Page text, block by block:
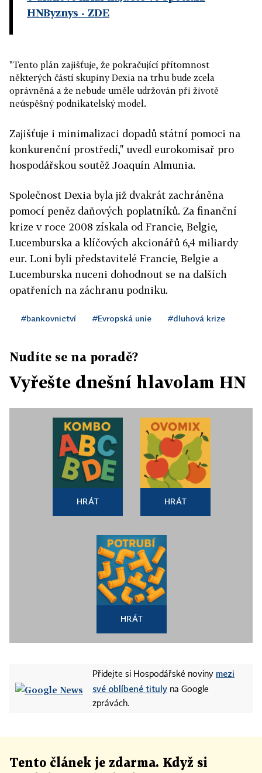
HNByznys - ZDE
"Tento plán zajišťuje, že pokračující přítomnost
některých částí skupiny Dexia na trhu bude zcela
oprávněná a že nebude uměle udržován při životě
neúspěšný podnikatelský model.
Zajišťuje i minimalizaci dopadů státní pomoci na
konkurenční prostředí," uvedl eurokomisař pro
hospodářskou soutěž Joaquín Almunia.
Společnost Dexia byla již dvakrát zachráněna
pomocí peněz daňových poplatníků. Za finanční
krize v roce 2008 získala od Francie, Belgie,
Lucemburska a klíčových akcionářů 6,4 miliardy
eur. Loni byli představitelé Francie, Belgie a
Lucemburska nuceni dohodnout se na dalších
opatřeních na záchranu podniku.
#bankovnictví #Evropská unie #dluhová krize
Nudíte se na poradě?
Vyřešte dnešní hlavolam HN
HRÁT HRÁT
HRÁT
Přidejte si Hospodářské noviny mezi
své oblíbené tituly na Google
zprávách.
Tento článek je zdarma. Když si